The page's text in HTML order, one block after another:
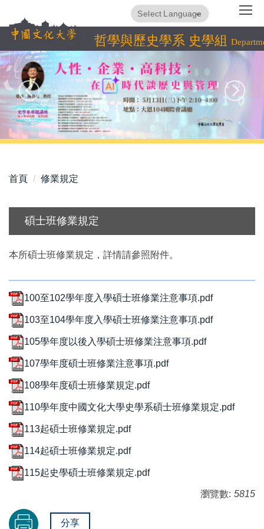
到
主
要
內
容
區
哲學與歷史學系 史學組
Powered by
首頁 修業規定
碩士班修業規定
本所碩士班修業規定，詳情請參照附件。
100至102學年度入學碩士班修業注意事項.pdf
103至104學年度入學碩士班修業注意事項.pdf
105學年度以後入學碩士班修業注意事項.pdf
107學年度碩士班修業注意事項.pdf
108學年度碩士班修業規定.pdf
110學年度中國文化大學史學系碩士班修業規定.pdf
113起碩士班修業規定.pdf
114起碩士班修業規定.pdf
115起史學碩士班修業規定.pdf
瀏覽數: 5815
分享